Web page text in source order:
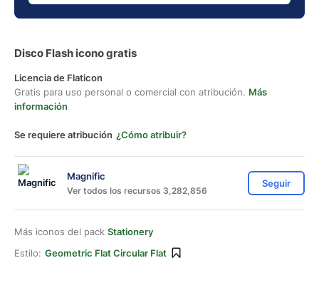
Disco Flash icono gratis
Licencia de Flaticon
Gratis para uso personal o comercial con atribución. Más
información
Se requiere atribución ¿Cómo atribuir?
Magnific
Ver todos los recursos 3,282,856
Seguir
Más iconos del pack Stationery
Estilo: Geometric Flat Circular Flat